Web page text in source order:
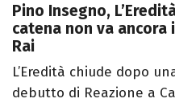
Pino Insegno,
catena non va
Rai
L’Eredità chiude dopo
debutto di Reazione a